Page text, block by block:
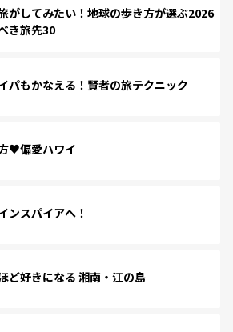
がしてみたい！地球の歩き方が選ぶ2026
き旅先30
パもかなえる！賢者の旅テクニック
♥偏愛ハワイ
ンスパイアへ！
ど好きになる 湘南・江の島